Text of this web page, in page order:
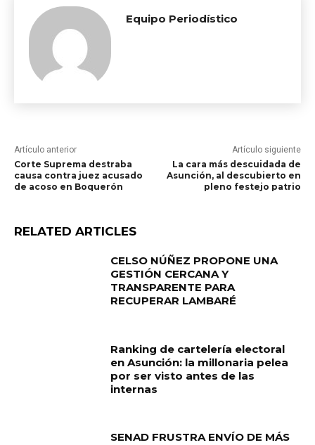
Equipo Periodístico
Artículo anterior
Corte Suprema destraba
causa contra juez acusado
de acoso en Boquerón
Artículo siguiente
La cara más descuidada de
Asunción, al descubierto en
pleno festejo patrio
RELATED ARTICLES
CELSO NÚÑEZ PROPONE UNA
GESTIÓN CERCANA Y
TRANSPARENTE PARA
RECUPERAR LAMBARÉ
Ranking de cartelería electoral
en Asunción: la millonaria pelea
por ser visto antes de las
internas
SENAD FRUSTRA ENVÍO DE MÁS